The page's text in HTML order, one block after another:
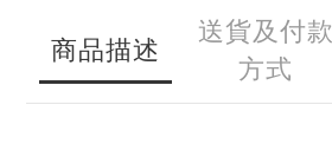
商品描述
送貨及付款
方式